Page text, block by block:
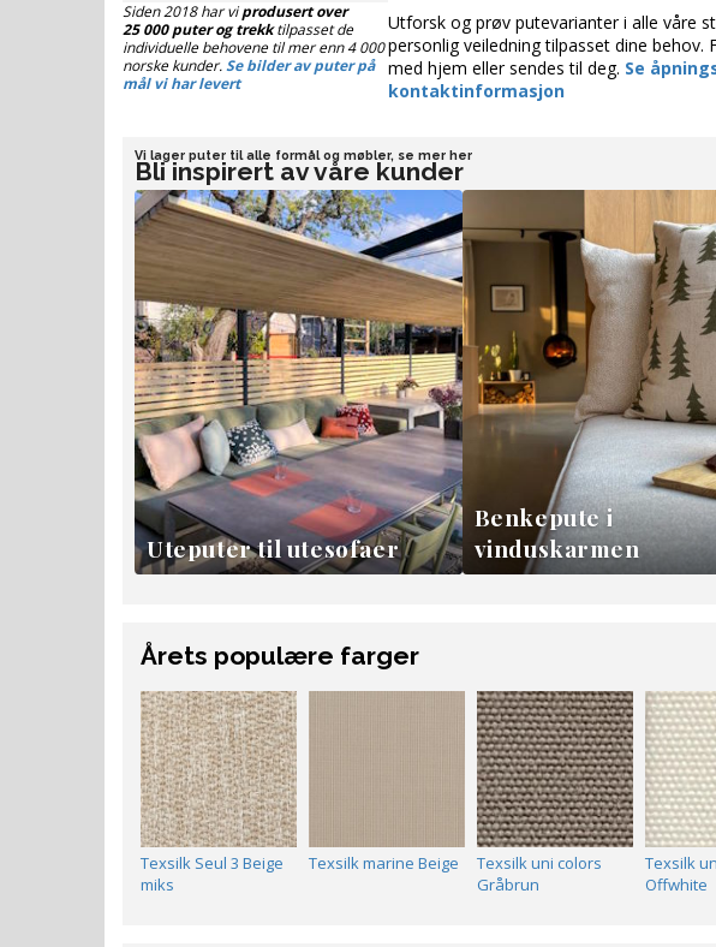
Siden 2018 har viprodusert over
25 000 puter og trekktilpasset de
individuelle behovene til mer enn 4 000
norske kunder.Se bilder av puter på
mål vi har levert
Utforsk og prøv putevarianter i alle våre
personlig veiledning tilpasset dine behov.
med hjem eller sendes til deg. Se
kontaktinformasjon
Vi lager puter til alle formål og møbler, se mer her
Bli inspirert av våre kunder
Uteputer til utesofaer
Benkepute i
vinduskarmen
Årets populære farger
Texsilk Seul 3 Beige
miks
Texsilk marine Beige
Texsilk uni colors
Gråbrun
Texsilk
Offwhite